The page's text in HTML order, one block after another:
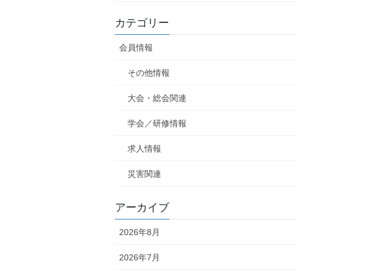
カテゴリー
会員情報
その他情報
大会・総会関連
学会／研修情報
求人情報
災害関連
アーカイブ
2026年8月
2026年7月